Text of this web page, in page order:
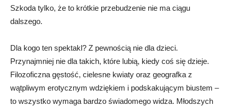
Szkoda tylko, że to krótkie przebudzenie nie ma ciągu
dalszego.
Dla kogo ten spektakl? Z pewnością nie dla dzieci.
Przynajmniej nie dla takich, które lubią, kiedy coś się dzieje.
Filozoficzna gęstość, cielesne kwiaty oraz geografka z
wątpliwym erotycznym wdziękiem i podskakującym biustem –
to wszystko wymaga bardzo świadomego widza. Młodszych